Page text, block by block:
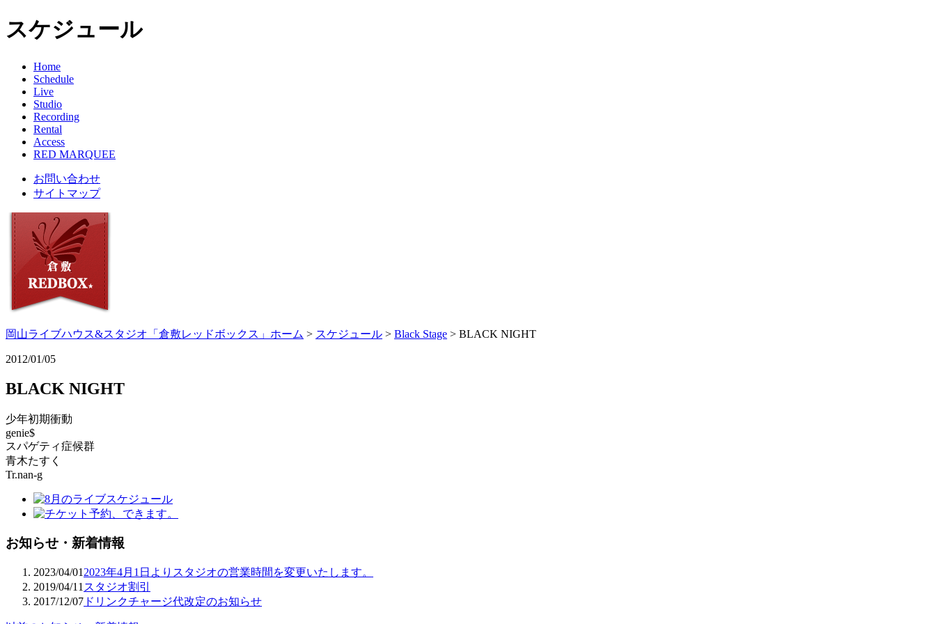
スケジュール
Home
Schedule
Live
Studio
Recording
Rental
Access
RED MARQUEE
お問い合わせ
サイトマップ
岡山ライブハウス&スタジオ「倉敷レッドボックス」ホーム > スケジュール > Black Stage > BLACK NIGHT
2012/01/05
BLACK NIGHT
少年初期衝動
genie$
スパゲティ症候群
青木たすく
Tr.nan-g
お知らせ・新着情報
2023/04/01 2023年4月1日よりスタジオの営業時間を変更いたします。
2019/04/11 スタジオ割引
2017/12/07 ドリンクチャージ代改定のお知らせ